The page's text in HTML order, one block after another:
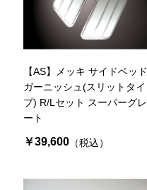
【AS】メッキ サイドベッド
ガーニッシュ(スリットタイ
プ) R/Lセット スーパーグレ
ート
￥39,600（税込）